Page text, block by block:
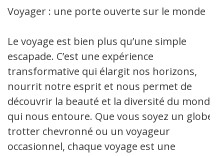
Voyager : une porte ouverte sur le monde
Le voyage est bien plus qu’une simple
escapade. C’est une expérience
transformative qui élargit nos horizons,
nourrit notre esprit et nous permet de
découvrir la beauté et la diversité du monde
qui nous entoure. Que vous soyez un globe-
trotter chevronné ou un voyageur
occasionnel, chaque voyage est une